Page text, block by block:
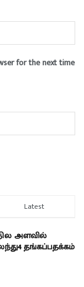
for the next time
Latest
அளவில்
தங்கப்பதக்கம்